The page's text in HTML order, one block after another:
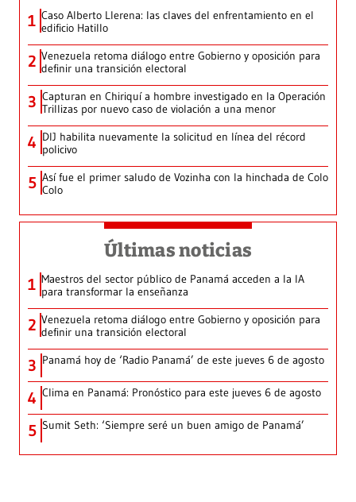
1 Caso Alberto Llerena: las claves del enfrentamiento en el
edificio Hatillo
2 Venezuela retoma diálogo entre Gobierno y oposición para
definir una transición electoral
3 Capturan en Chiriquí a hombre investigado en la Operación
Trillizas por nuevo caso de violación a una menor
4 DIJ habilita nuevamente la solicitud en línea del récord
policivo
5 Así fue el primer saludo de Vozinha con la hinchada de Colo
Colo
Últimas noticias
1 Maestros del sector público de Panamá acceden a la IA
para transformar la enseñanza
2 Venezuela retoma diálogo entre Gobierno y oposición para
definir una transición electoral
3 Panamá hoy de ‘Radio Panamá’ de este jueves 6 de agosto
4 Clima en Panamá: Pronóstico para este jueves 6 de agosto
5 Sumit Seth: ‘Siempre seré un buen amigo de Panamá’